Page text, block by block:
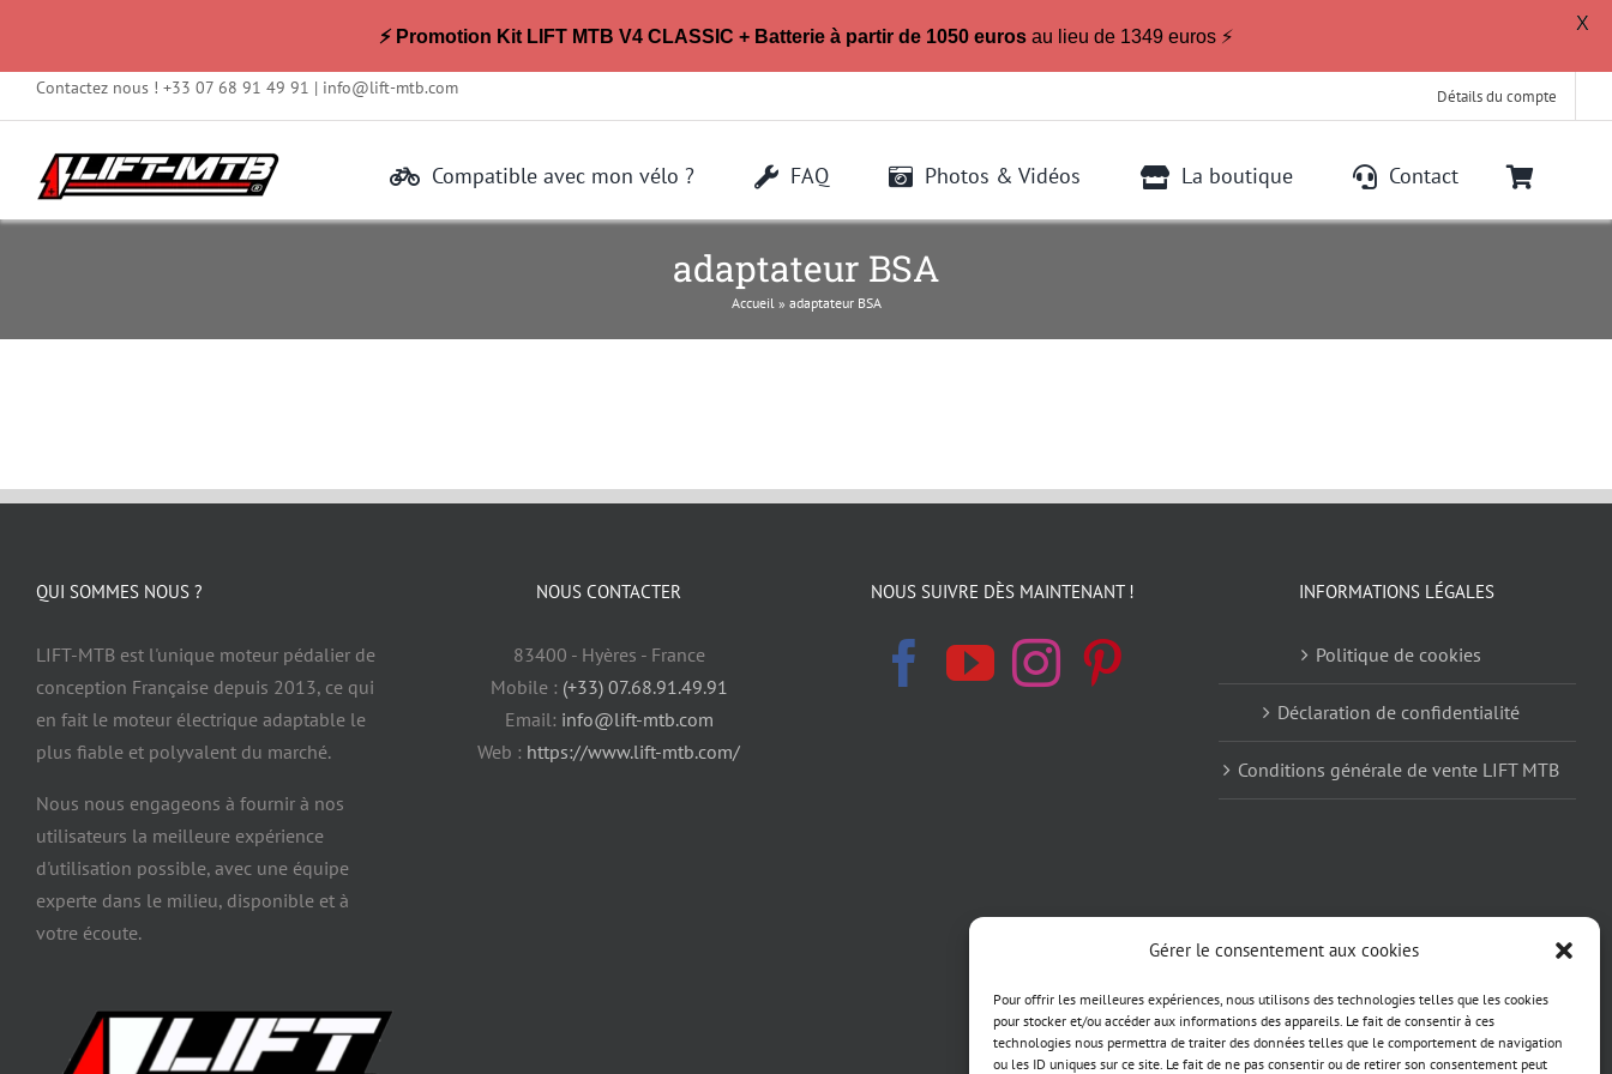
Gérer le consentement aux cookies
Pour offrir les meilleures expériences, nous utilisons des technologies telles que les cookies
pour stocker et/ou accéder aux informations des appareils. Le fait de consentir à ces
technologies nous permettra de traiter des données telles que le comportement de navigation
ou les ID uniques sur ce site. Le fait de ne pas consentir ou de retirer son consentement peut
Passer
au
contenu
Contactez nous ! +33 07 68 91 49 91 | info@lift-mtb.com Détails du compte
Compatible avec mon vélo ? FAQ Photos & Vidéos La boutique Contact
adaptateur BSA
Accueil » adaptateur BSA
QUI SOMMES NOUS ?
LIFT-MTB est l'unique moteur pédalier de
conception Française depuis 2013, ce qui
en fait le moteur électrique adaptable le
plus fiable et polyvalent du marché.
Nous nous engageons à fournir à nos
utilisateurs la meilleure expérience
d'utilisation possible, avec une équipe
experte dans le milieu, disponible et à
votre écoute.
NOUS CONTACTER
83400 - Hyères - France
Mobile : (+33) 07.68.91.49.91
Email: info@lift-mtb.com
Web : https://www.lift-mtb.com/
NOUS SUIVRE DÈS MAINTENANT ! INFORMATIONS LÉGALES
Politique de cookies
Déclaration de confidentialité
Conditions générale de vente LIFT MTB
⚡ Promotion Kit LIFT MTB V4 CLASSIC + Batterie à partir de 1050 euros au lieu de 1349 euros ⚡
X